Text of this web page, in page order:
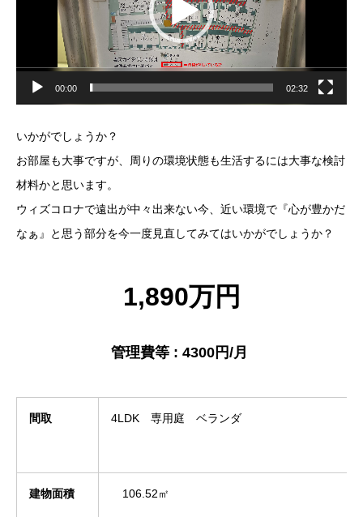
00:00 02:32
いかがでしょうか？
お部屋も大事ですが、周りの環境状態も生活するには大事な検討
材料かと思います。
ウィズコロナで遠出が中々出来ない今、近い環境で『心が豊かだ
なぁ』と思う部分を今一度見直してみてはいかがでしょうか？
1,890万円
管理費等 : 4300円/月
間取 4LDK 専用庭 ベランダ
建物面積 106.52㎡